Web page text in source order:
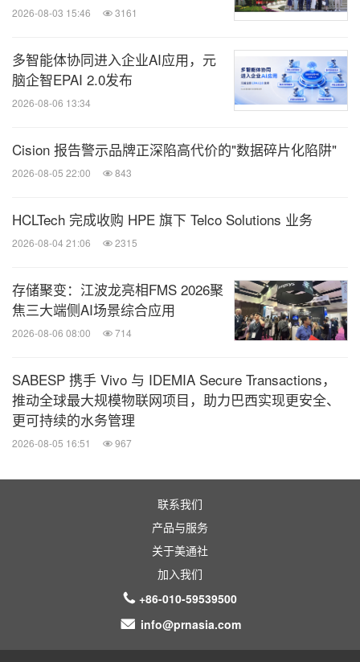
2026-08-03 15:46 3161
多智能体协同进入企业AI应用，元
脑企智EPAI 2.0发布
2026-08-06 13:34
Cision 报告警示品牌正深陷高代价的"数据碎片化陷阱"
2026-08-05 22:00 843
HCLTech 完成收购 HPE 旗下 Telco Solutions 业务
2026-08-04 21:06 2315
存储聚变：江波龙亮相FMS 2026聚
焦三大端侧AI场景综合应用
2026-08-06 08:00 714
SABESP 携手 Vivo 与 IDEMIA Secure Transactions，
推动全球最大规模物联网项目，助力巴西实现更安全、
更可持续的水务管理
2026-08-05 16:51 967
联系我们
产品与服务
关于美通社
加入我们
+86-010-59539500
info@prnasia.com